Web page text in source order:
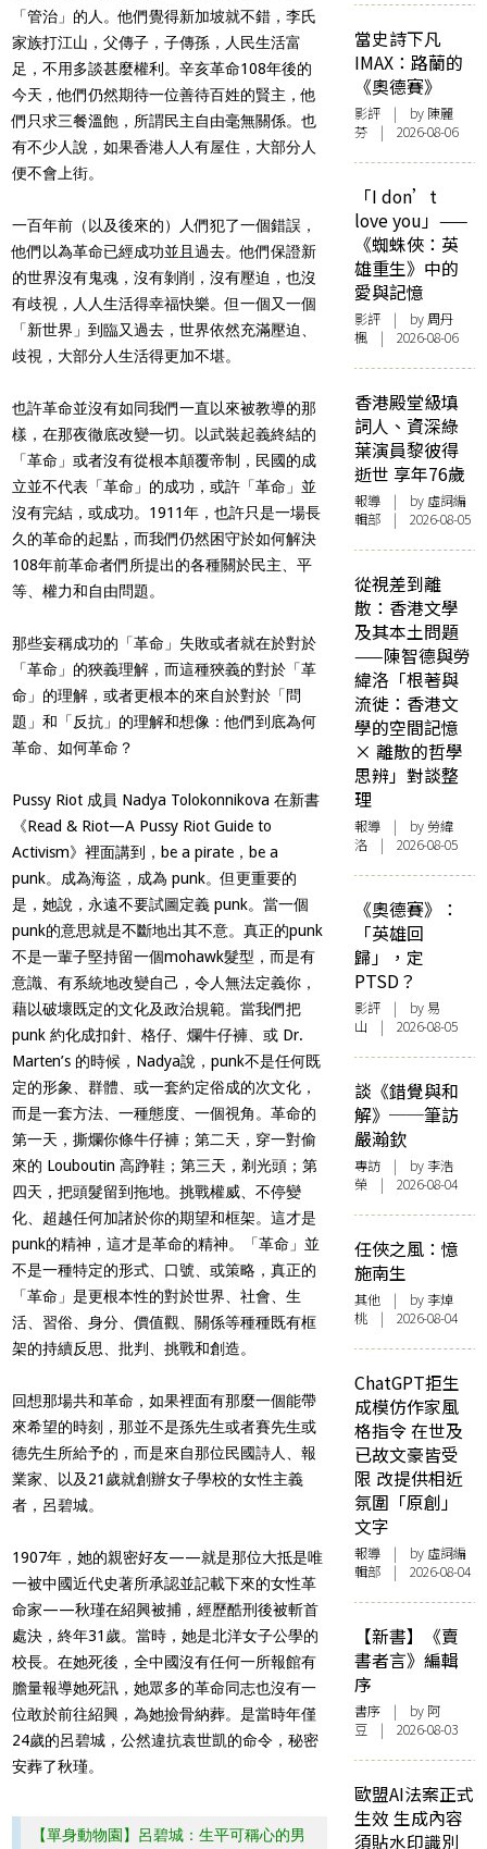
「管治」的人。他們覺得新加坡就不錯，李氏
家族打江山，父傳子，子傳孫，人民生活富
足，不用多談甚麼權利。辛亥革命108年後的
今天，他們仍然期待一位善待百姓的賢主，他
們只求三餐溫飽，所謂民主自由毫無關係。也
有不少人說，如果香港人人有屋住，大部分人
便不會上街。
一百年前（以及後來的）人們犯了一個錯誤，
他們以為革命已經成功並且過去。他們保證新
的世界沒有鬼魂，沒有剝削，沒有壓迫，也沒
有歧視，人人生活得幸福快樂。但一個又一個
「新世界」到臨又過去，世界依然充滿壓迫、
歧視，大部分人生活得更加不堪。
也許革命並沒有如同我們一直以來被教導的那
樣，在那夜徹底改變一切。以武裝起義終結的
「革命」或者沒有從根本顛覆帝制，民國的成
立並不代表「革命」的成功，或許「革命」並
沒有完結，或成功。1911年，也許只是一場長
久的革命的起點，而我們仍然困守於如何解決
108年前革命者們所提出的各種關於民主、平
等、權力和自由問題。
那些妄稱成功的「革命」失敗或者就在於對於
「革命」的狹義理解，而這種狹義的對於「革
命」的理解，或者更根本的來自於對於「問
題」和「反抗」的理解和想像：他們到底為何
革命、如何革命？
Pussy Riot 成員 Nadya Tolokonnikova 在新書
《Read & Riot—A Pussy Riot Guide to
Activism》裡面講到，be a pirate，be a
punk。成為海盜，成為 punk。但更重要的
是，她說，永遠不要試圖定義 punk。當一個
punk的意思就是不斷地出其不意。真正的punk
不是一輩子堅持留一個mohawk髮型，而是有
意識、有系統地改變自己，令人無法定義你，
藉以破壞既定的文化及政治規範。當我們把
punk 約化成扣針、格仔、爛牛仔褲、或 Dr.
Marten’s 的時候，Nadya說，punk不是任何既
定的形象、群體、或一套約定俗成的次文化，
而是一套方法、一種態度、一個視角。革命的
第一天，撕爛你條牛仔褲；第二天，穿一對偷
來的 Louboutin 高踭鞋；第三天，剃光頭；第
四天，把頭髮留到拖地。挑戰權威、不停變
化、超越任何加諸於你的期望和框架。這才是
punk的精神，這才是革命的精神。「革命」並
不是一種特定的形式、口號、或策略，真正的
「革命」是更根本性的對於世界、社會、生
活、習俗、身分、價值觀、關係等種種既有框
架的持續反思、批判、挑戰和創造。
回想那場共和革命，如果裡面有那麼一個能帶
來希望的時刻，那並不是孫先生或者賽先生或
德先生所給予的，而是來自那位民國詩人、報
業家、以及21歲就創辦女子學校的女性主義
者，呂碧城。
1907年，她的親密好友——就是那位大抵是唯
一被中國近代史著所承認並記載下來的女性革
命家——秋瑾在紹興被捕，經歷酷刑後被斬首
處決，終年31歲。當時，她是北洋女子公學的
校長。在她死後，全中國沒有任何一所報館有
膽量報導她死訊，她眾多的革命同志也沒有一
位敢於前往紹興，為她撿骨納葬。是當時年僅
24歲的呂碧城，公然違抗袁世凱的命令，秘密
安葬了秋瑾。
【單身動物園】呂碧城：生平可稱心的男
當史詩下凡
IMAX：路蘭的
《奧德賽》
影評 | by 陳麗
芬 | 2026-08-06
「I don’t
love you」——
《蜘蛛俠：英
雄重生》中的
愛與記憶
影評 | by周丹
楓 | 2026-08-06
香港殿堂級填
詞人、資深綠
葉演員黎彼得
逝世 享年76歲
報導 | by 虛詞編
輯部 | 2026-08-05
從視差到離
散：香港文學
及其本土問題
——陳智德與勞
緯洛「根著與
流徙：香港文
學的空間記憶
× 離散的哲學
思辨」對談整
理
報導 | by 勞緯
洛 | 2026-08-05
《奧德賽》：
「英雄回
歸」，定
PTSD？
影評 | by 易
山 | 2026-08-05
談《錯覺與和
解》──筆訪
嚴瀚欽
專訪 | by 李浩
榮 | 2026-08-04
任俠之風：憶
施南生
其他 | by 李焯
桃 | 2026-08-04
ChatGPT拒生
成模仿作家風
格指令 在世及
已故文豪皆受
限 改提供相近
氛圍「原創」
文字
報導 | by 虛詞編
輯部 | 2026-08-04
【新書】《賣
書者言》編輯
序
書序 | by 阿
豆 | 2026-08-03
歐盟AI法案正式
生效 生成內容
須貼水印識別